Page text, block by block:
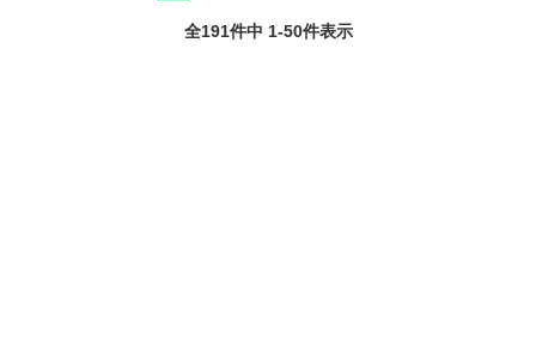
全191件中 1-50件表示